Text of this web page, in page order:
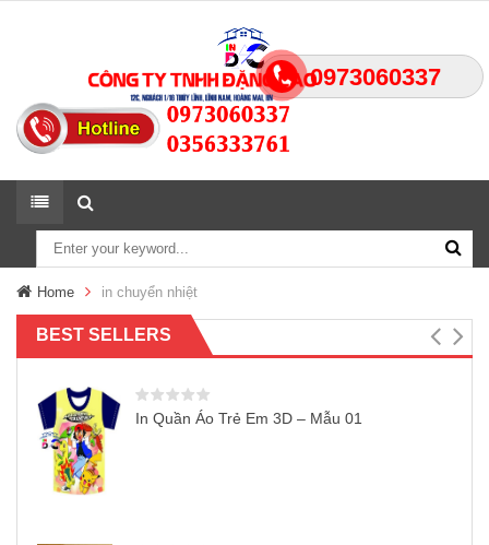
0973060337
Home in chuyển nhiệt
BEST SELLERS
In Quần Áo Trẻ Em 3D – Mẫu 01